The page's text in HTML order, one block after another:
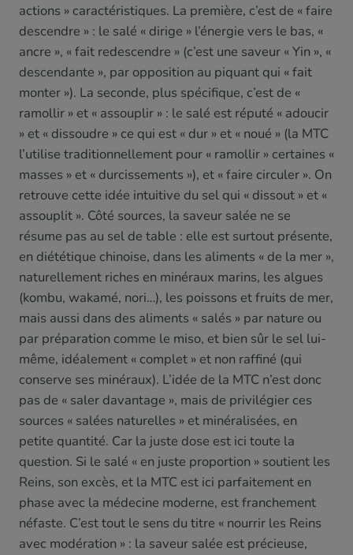
actions » caractéristiques. La première, c’est de « faire
descendre » : le salé « dirige » l’énergie vers le bas, «
ancre », « fait redescendre » (c’est une saveur « Yin », «
descendante », par opposition au piquant qui « fait
monter »). La seconde, plus spécifique, c’est de «
ramollir » et « assouplir » : le salé est réputé « adoucir
» et « dissoudre » ce qui est « dur » et « noué » (la MTC
l’utilise traditionnellement pour « ramollir » certaines «
masses » et « durcissements »), et « faire circuler ». On
retrouve cette idée intuitive du sel qui « dissout » et «
assouplit ». Côté sources, la saveur salée ne se
résume pas au sel de table : elle est surtout présente,
en diététique chinoise, dans les aliments « de la mer »,
naturellement riches en minéraux marins, les algues
(kombu, wakamé, nori…), les poissons et fruits de mer,
mais aussi dans des aliments « salés » par nature ou
par préparation comme le miso, et bien sûr le sel lui-
même, idéalement « complet » et non raffiné (qui
conserve ses minéraux). L’idée de la MTC n’est donc
pas de « saler davantage », mais de privilégier ces
sources « salées naturelles » et minéralisées, en
petite quantité. Car la juste dose est ici toute la
question. Si le salé « en juste proportion » soutient les
Reins, son excès, et la MTC est ici parfaitement en
phase avec la médecine moderne, est franchement
néfaste. C’est tout le sens du titre « nourrir les Reins
avec modération » : la saveur salée est précieuse,